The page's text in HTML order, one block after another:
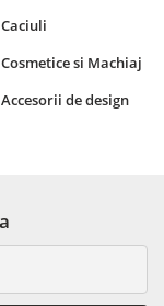
Caciuli
Cosmetice si Machiaj
Accesorii de design